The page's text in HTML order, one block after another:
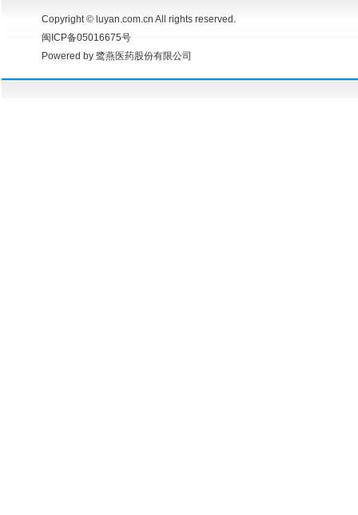
Copyright © luyan.com.cn All rights reserved.
闽ICP备05016675号
Powered by 鹭燕医药股份有限公司